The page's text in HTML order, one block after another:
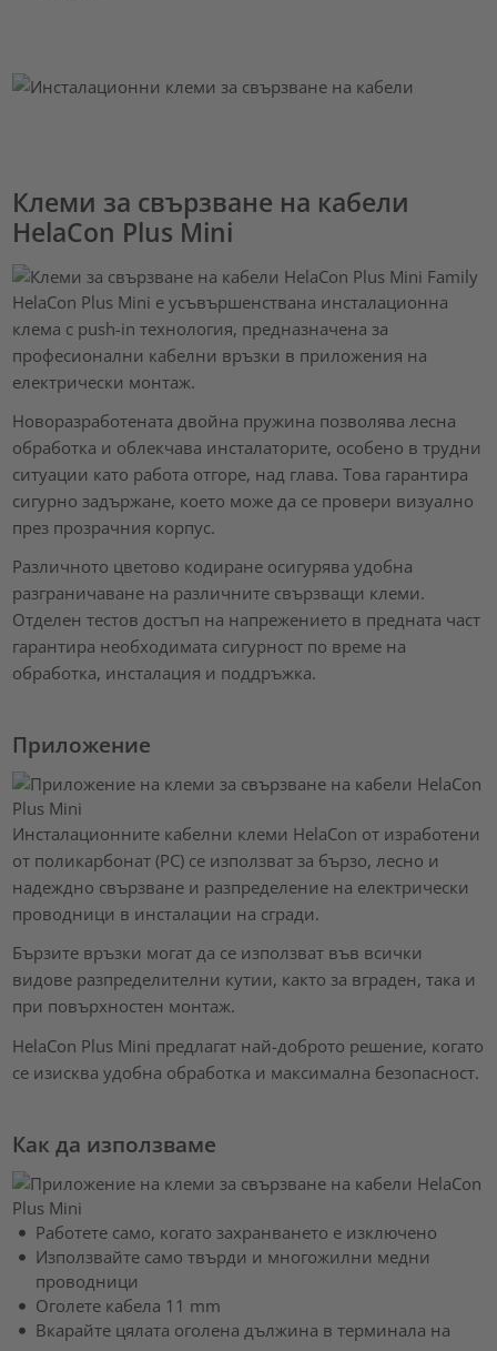
Клеми за свързване на кабели
HelaCon Plus Mini
HelaCon Plus Mini е усъвършенствана инсталационна
клема с push-in технология, предназначена за
професионални кабелни връзки в приложения на
електрически монтаж.
Новоразработената двойна пружина позволява лесна
обработка и облекчава инсталаторите, особено в трудни
ситуации като работа отгоре, над глава. Това гарантира
сигурно задържане, което може да се провери визуално
през прозрачния корпус.
Различното цветово кодиране осигурява удобна
разграничаване на различните свързващи клеми.
Отделен тестов достъп на напрежението в предната част
гарантира необходимата сигурност по време на
обработка, инсталация и поддръжка.
Приложение
Инсталационните кабелни клеми HelaCon от изработени
от поликарбонат (PC) се използват за бързо, лесно и
надеждно свързване и разпределение на електрически
проводници в инсталации на сгради.
Бързите връзки могат да се използват във всички
видове разпределителни кутии, както за вграден, така и
при повърхностен монтаж.
HelaCon Plus Mini предлагат най-доброто решение, когато
се изисква удобна обработка и максимална безопасност.
Как да използваме
Работете само, когато захранването е изключено
Използвайте само твърди и многожилни медни
проводници
Оголете кабела 11 mm
Вкарайте цялата оголена дължина в терминала на